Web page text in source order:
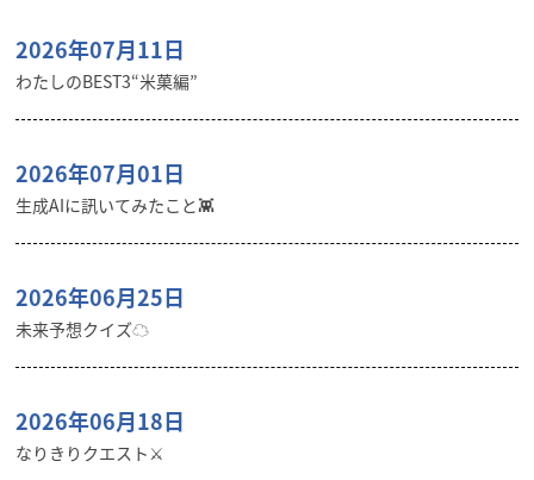
2026年07月11日
わたしのBEST3“米菓編”
2026年07月01日
生成AIに訊いてみたこと👾
2026年06月25日
未来予想クイズ☁︎
2026年06月18日
なりきりクエスト⚔️